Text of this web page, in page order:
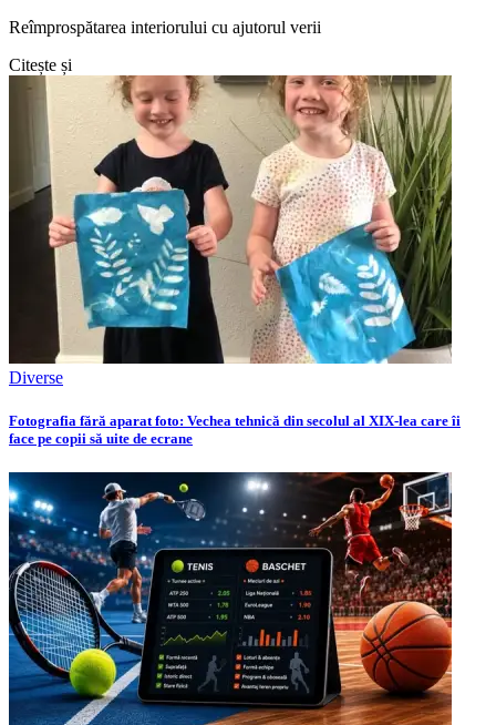
Reîmprospătarea interiorului cu ajutorul verii
Citește și
Diverse
Fotografia fără aparat foto: Vechea tehnică din secolul al XIX-lea care îi
face pe copii să uite de ecrane